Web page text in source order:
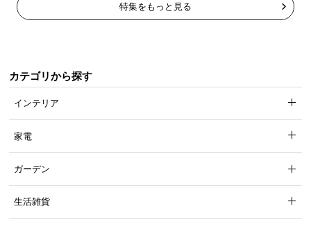
特集をもっと見る
カテゴリから探す
インテリア
家電
ガーデン
生活雑貨